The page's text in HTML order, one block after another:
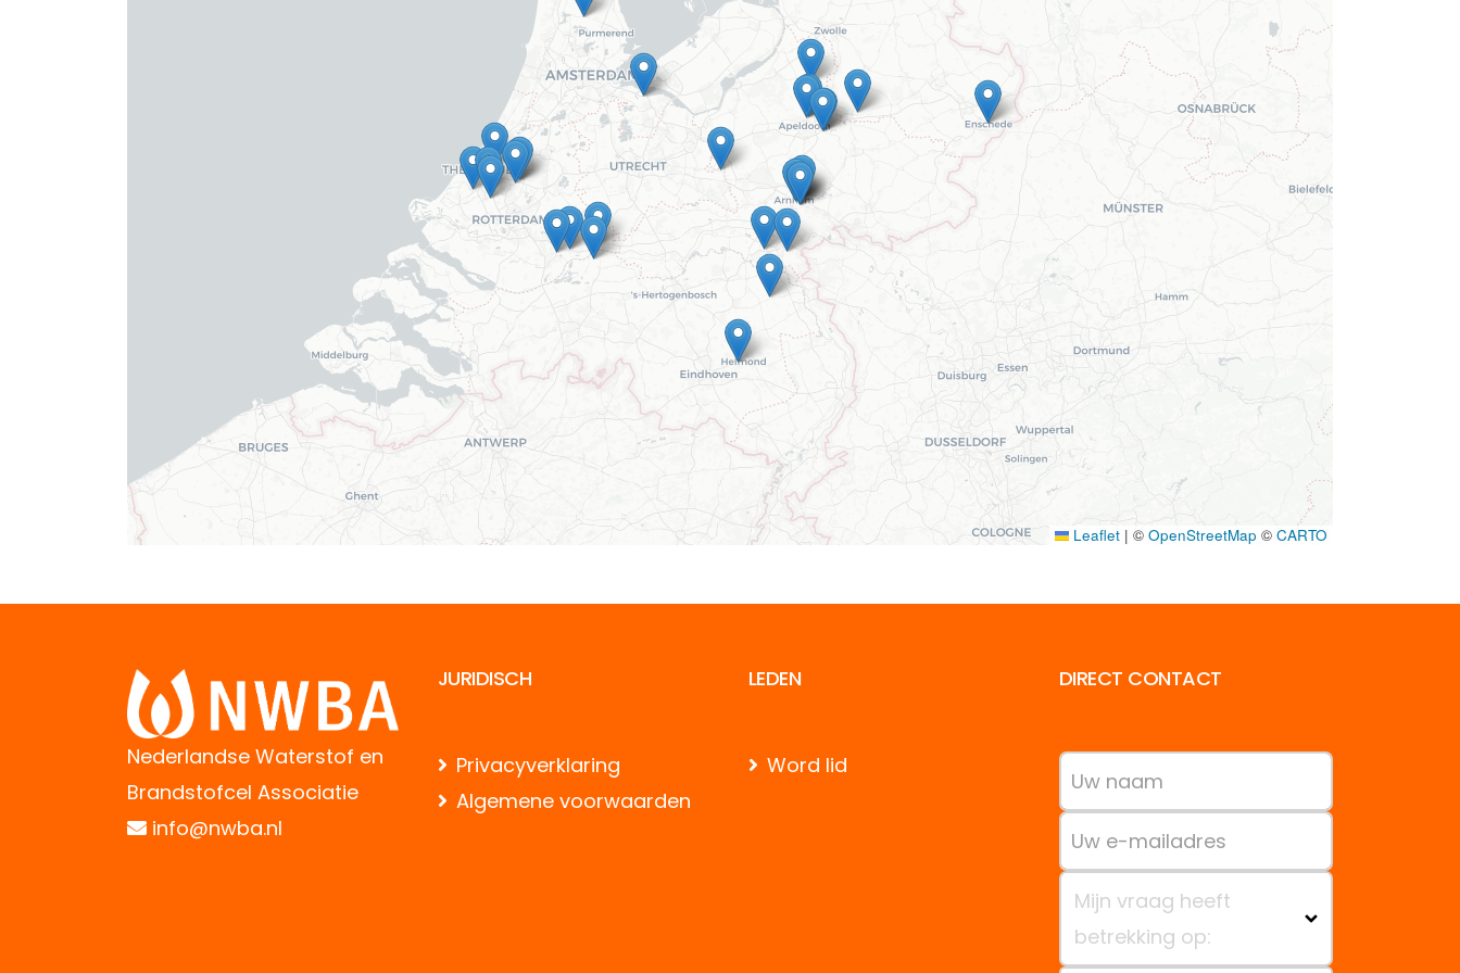
Leaflet | © OpenStreetMap © CARTO
Nederlandse Waterstof en
Brandstofcel Associatie
info@nwba.nl
JURIDISCH
Privacyverklaring
Algemene voorwaarden
LEDEN
Word lid
DIRECT CONTACT
Mijn vraag heeft
betrekking op: